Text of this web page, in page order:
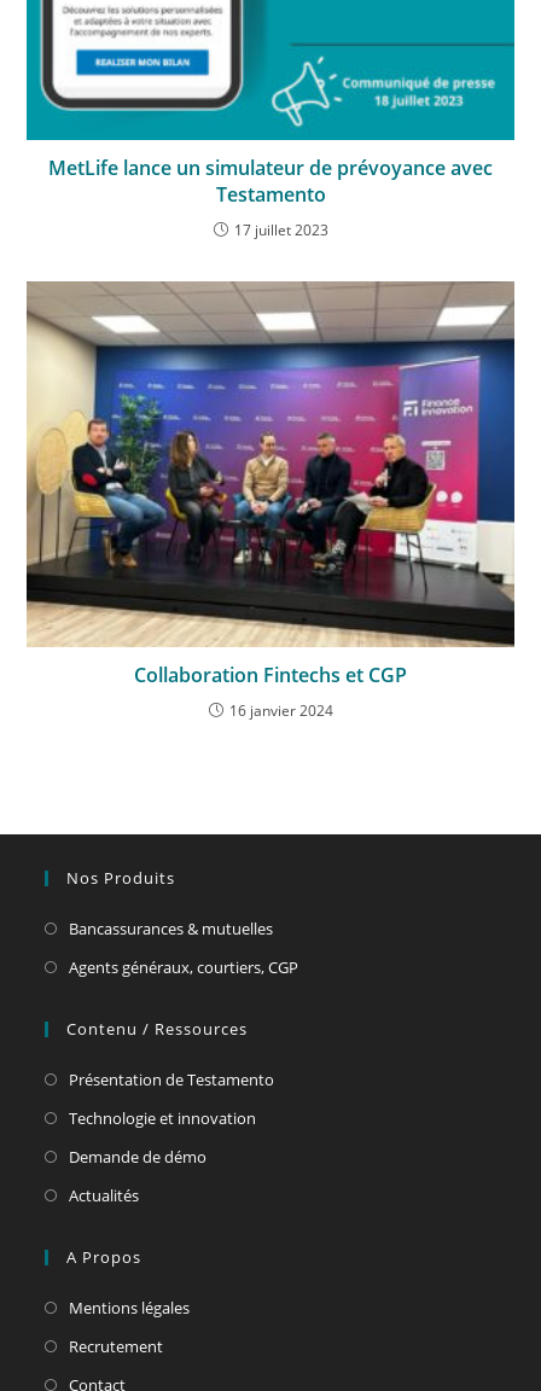
MetLife lance un simulateur de prévoyance avec
Testamento
17 juillet 2023
Collaboration Fintechs et CGP
16 janvier 2024
Nos Produits
Bancassurances & mutuelles
Agents généraux, courtiers, CGP
Contenu / Ressources
Présentation de Testamento
Technologie et innovation
Demande de démo
Actualités
A Propos
Mentions légales
Recrutement
Contact